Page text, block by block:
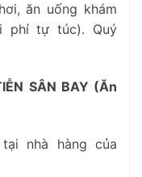
ăn uống khám
phí tự túc). Quý
SÂN BAY (Ăn
nhà hàng của